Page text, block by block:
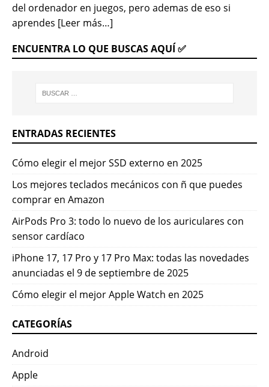
del ordenador en juegos, pero ademas de eso si
aprendes [Leer más…]
ENCUENTRA LO QUE BUSCAS AQUÍ ✅
ENTRADAS RECIENTES
Cómo elegir el mejor SSD externo en 2025
Los mejores teclados mecánicos con ñ que puedes
comprar en Amazon
AirPods Pro 3: todo lo nuevo de los auriculares con
sensor cardíaco
iPhone 17, 17 Pro y 17 Pro Max: todas las novedades
anunciadas el 9 de septiembre de 2025
Cómo elegir el mejor Apple Watch en 2025
CATEGORÍAS
Android
Apple